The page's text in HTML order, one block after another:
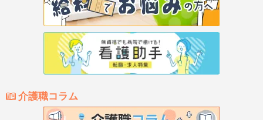
介護職コラム